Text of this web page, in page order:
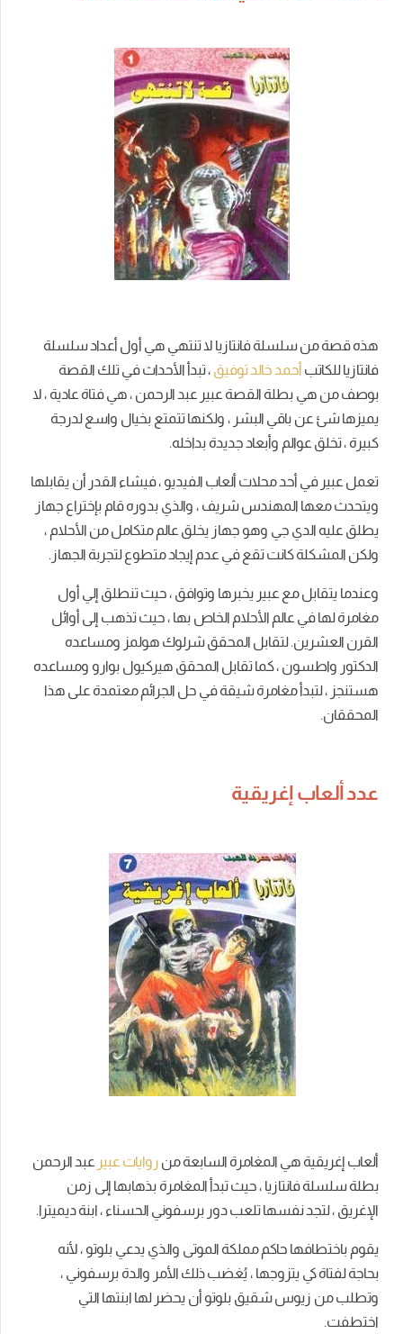
هذه قصة من سلسلة فانتازيا لا تنتهي هي أول أعداد سلسلة
فانتازيا للكاتب أحمد خالد توفيق ، تبدأ الأحداث في تلك القصة
بوصف من هي بطلة القصة عبير عبد الرحمن ، هي فتاة عادية ، لا
يميزها شئ عن باقي البشر ، ولكنها تتمتع بخيال واسع لدرجة
كبيرة ، تخلق عوالم وأبعاد جديدة بداخله.
تعمل عبير في أحد محلات ألعاب الفيديو ، فيشاء القدر أن يقابلها
ويتحدث معها المهندس شريف ، والذي بدوره قام بإختراع جهاز
يطلق عليه الدي جي وهو جهاز يخلق عالم متكامل من الأحلام ،
ولكن المشكلة كانت تقع في عدم إيجاد متطوع لتجربة الجهاز.
وعندما يتقابل مع عبير يخبرها وتوافق ، حيث تنطلق إلي أول
مغامرة لها في عالم الأحلام الخاص بها ، حيث تذهب إلى أوائل
القرن العشرين. لتقابل المحقق شرلوك هولمز ومساعده
الدكتور واطسون ، كما تقابل المحقق هيركيول بوارو ومساعده
هستنجز ، لتبدأ مغامرة شيقة في حل الجرائم معتمدة على هذا
المحققان.
عدد ألعاب إغريقية
ألعاب إغريقية هي المغامرة السابعة من روايات عبير عبد الرحمن
بطلة سلسلة فانتازيا ، حيث تبدأ المغامرة بذهابها إلى زمن
الإغريق ، لتجد نفسها تلعب دور برسفوني الحسناء ، ابنة ديميترا.
يقوم باختطافها حاكم مملكة الموتى والذي يدعي بلوتو ، لأنه
بحاجة لفتاة كي يتزوجها ، يُغضب ذلك الأمر والدة برسفوني ،
وتطلب من زيوس شقيق بلوتو أن يحضر لها ابنتها التي
اختطفت.